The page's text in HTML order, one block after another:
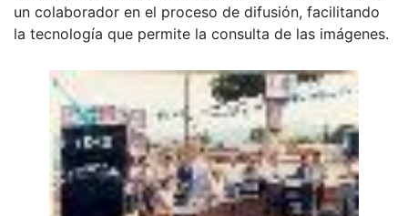
un colaborador en el proceso de difusión, facilitando
la tecnología que permite la consulta de las imágenes.